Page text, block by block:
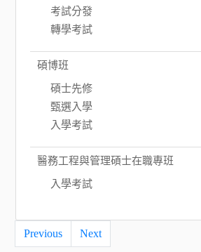
考試分發
轉學考試
碩博班
碩士先修
甄選入學
入學考試
醫務工程與管理碩士在職專班
入學考試
Previous Next